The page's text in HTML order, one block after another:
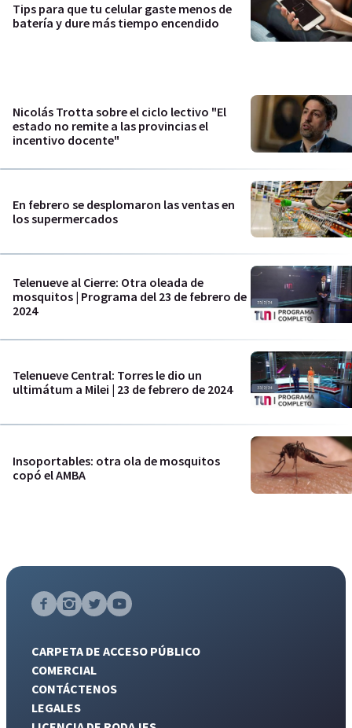
Tips para que tu celular gaste menos de
batería y dure más tiempo encendido
Nicolás Trotta sobre el ciclo lectivo "El
estado no remite a las provincias el
incentivo docente"
En febrero se desplomaron las ventas en
los supermercados
Telenueve al Cierre: Otra oleada de
mosquitos | Programa del 23 de febrero de
2024
Telenueve Central: Torres le dio un
ultimátum a Milei | 23 de febrero de 2024
Insoportables: otra ola de mosquitos
copó el AMBA
CARPETA DE ACCESO PÚBLICO
COMERCIAL
CONTÁCTENOS
LEGALES